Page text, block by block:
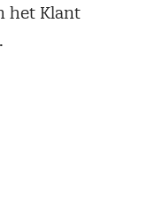
het Klant